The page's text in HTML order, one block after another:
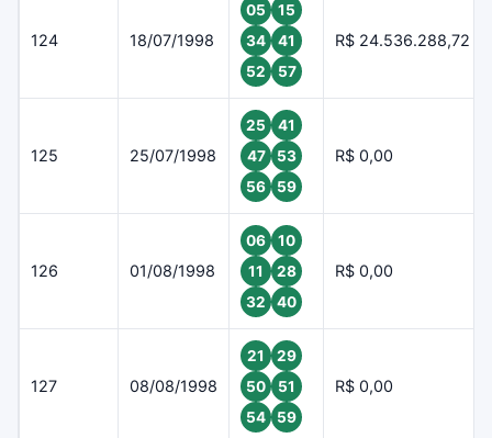
124 18/07/1998
05
15
34
41
52
57
R$ 24.536.288,72
125 25/07/1998
25
41
47
53
56
59
R$ 0,00
126 01/08/1998
06
10
11
28
32
40
R$ 0,00
127 08/08/1998
21
29
50
51
54
59
R$ 0,00